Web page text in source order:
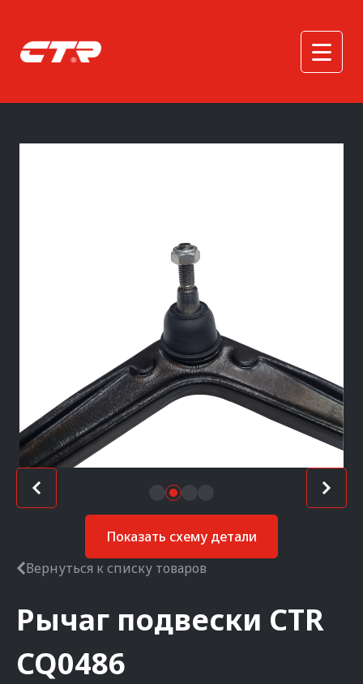
Показать схему детали
Вернуться к списку товаров
Рычаг подвески CTR
CQ0486